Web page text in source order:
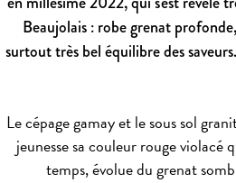
Beaujolais : robe grenat
surtout très bel équilibre des
Le cépage gamay et le sous sol
jeunesse sa couleur rouge violacé
temps, évolue du grenat